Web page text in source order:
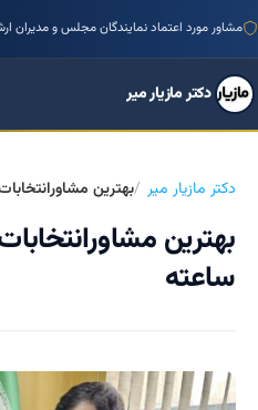
مشاور مورد اعتماد نمایندگان مجلس و مدیران
دکتر مازیار میر
دکتر مازیار میر بهترین مشاورانتخابات
ساعته